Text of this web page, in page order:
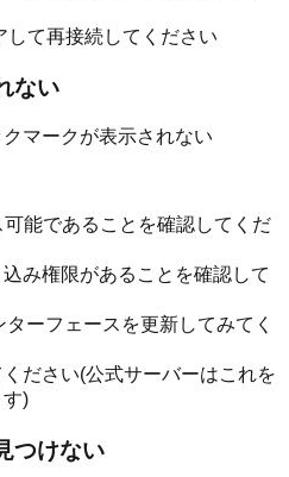
して再接続してください
ない
マークが表示されない
能であることを確認してくだ
み権限があることを確認して
ーフェースを更新してみてく
ださい(公式サーバーはこれを
)
つけない